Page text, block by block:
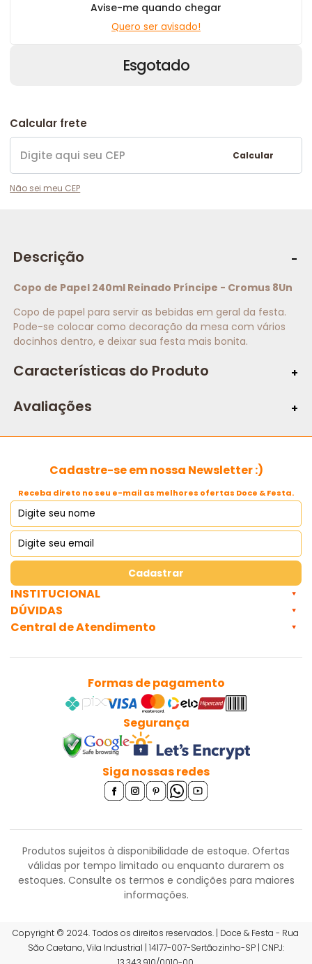
Esgotado
Avise-me quando chegar
Quero ser avisado!
Calcular frete
Calcular
Não sei meu CEP
Descrição
Copo de Papel 240ml Reinado Príncipe - Cromus 8Un
Copo de papel para servir as bebidas em geral da festa.
Pode-se colocar como decoração da mesa com vários
docinhos dentro, e deixar sua festa mais bonita.
Características do Produto
Conteúdo:
Tema:
Avaliações
INSTITUCIONAL
DÚVIDAS
Central de Atendimento
Cadastre-se em nossa Newsletter :)
Receba direto no seu e-mail as melhores ofertas Doce & Festa.
Cadastrar
Formas de pagamento
Segurança
Siga nossas redes
Produtos sujeitos à disponibilidade de estoque. Ofertas
válidas por tempo limitado ou enquanto durarem os
estoques. Consulte os termos e condições para maiores
informações.
Copyright © 2024. Todos os direitos reservados. | Doce & Festa - Rua
São Caetano, Vila Industrial | 14177-007-Sertãozinho-SP | CNPJ:
R$ 9,49
ou 6x de R$ 1,67 sem juros